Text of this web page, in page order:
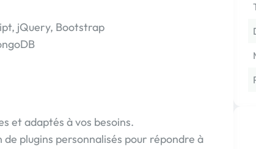
jQuery, Bootstrap
et adaptés à vos besoins.
plugins personnalisés pour répondre à